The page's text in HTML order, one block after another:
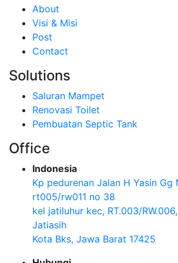
About
Visi & Misi
Post
Contact
Solutions
Saluran Mampet
Renovasi Toilet
Pembuatan Septic Tank
Office
Indonesia
Kp pedurenan Jalan H Yasin Gg
rt005/rw011 no 38
kel jatiluhur kec, RT.003/
Jatiasih
Kota Bks, Jawa Barat 17425